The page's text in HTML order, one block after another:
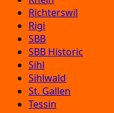
Richterswil
Rigi
SBB
SBB Historic
Sihl
Sihlwald
St. Gallen
Tessin